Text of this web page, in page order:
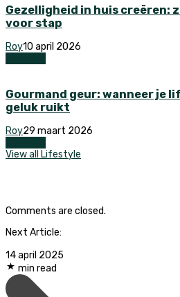
Gezelligheid in huis creëren:
voor stap
Roy10 april 2026
Gourmand geur: wanneer je
geluk ruikt
Roy29 maart 2026
View all Lifestyle
Comments are closed.
Next Article:
14 april 2025
min read